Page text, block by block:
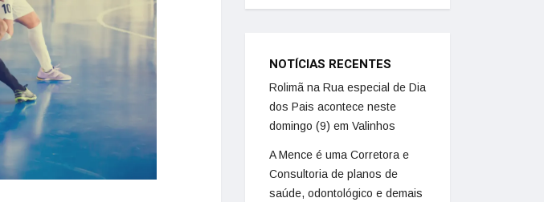
NOTÍCIAS RECENTES
Rolimã na Rua especial de Dia
dos Pais acontece neste
domingo (9) em Valinhos
A Mence é uma Corretora e
Consultoria de planos de
saúde, odontológico e demais